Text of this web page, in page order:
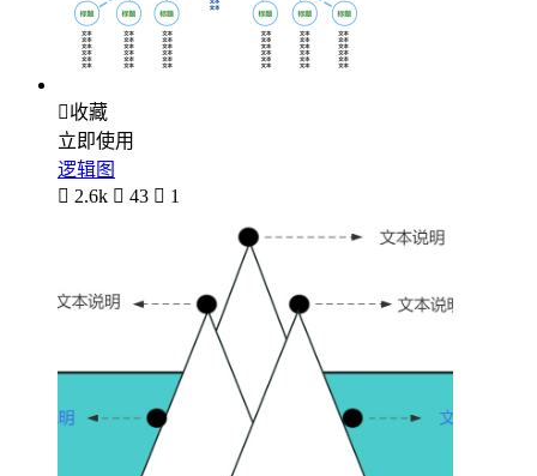
收藏
立即使用
逻辑图
 2.6k  43  1